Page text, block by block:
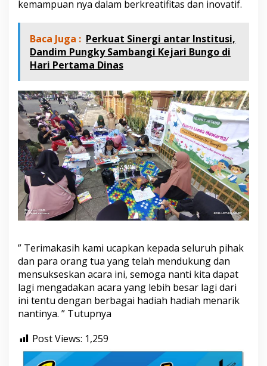
kemampuan nya dalam berkreatifitas dan inovatif.
Baca Juga : Perkuat Sinergi antar Institusi,
Dandim Pungky Sambangi Kejari Bungo di
Hari Pertama Dinas
” Terimakasih kami ucapkan kepada seluruh pihak
dan para orang tua yang telah mendukung dan
mensukseskan acara ini, semoga nanti kita dapat
lagi mengadakan acara yang lebih besar lagi dari
ini tentu dengan berbagai hadiah hadiah menarik
nantinya. ” Tutupnya
Post Views: 1,259